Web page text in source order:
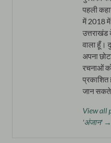
पहली
में 2018
वाला हूँ।
अपना
रचनाओं
प्रकाशित
जान सकते
View all
'अंजान' →